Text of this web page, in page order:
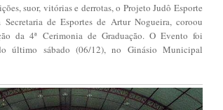
suor, vitórias e derrotas, o Projeto Judô Esporte
de Esportes de Artur Nogueira, coroou
da 4ª Cerimonia de Graduação. O Evento foi
último sábado (06/12), no Ginásio Municipal